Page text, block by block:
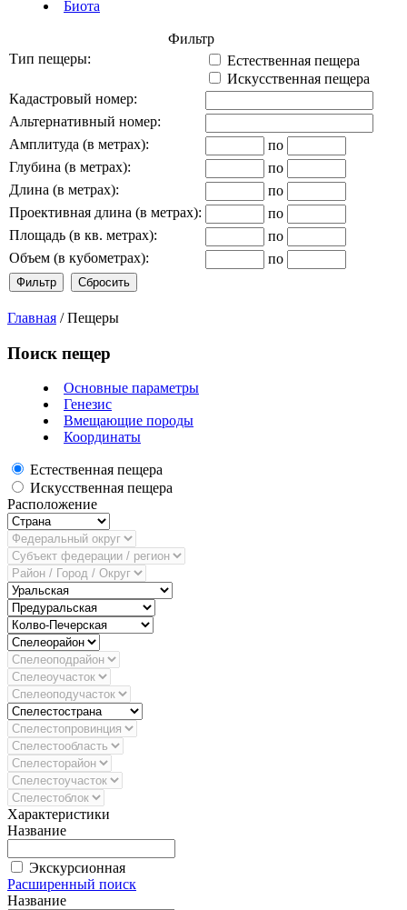
Биота
Фильтр
Тип пещеры:
Естественная пещера
Искусственная пещера
Кадастровый номер:
Альтернативный номер:
Амплитуда (в метрах):
по
Глубина (в метрах):
по
Длина (в метрах):
по
Проективная длина (в метрах):
по
Площадь (в кв. метрах):
по
Объем (в кубометрах):
по
Главная / Пещеры
Поиск пещер
Основные параметры
Генезис
Вмещающие породы
Координаты
Естественная пещера
Искусственная пещера
Расположение
Характеристики
Название
Экскурсионная
Расширенный поиск
Название